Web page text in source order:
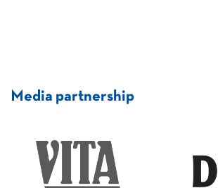
Media partnership